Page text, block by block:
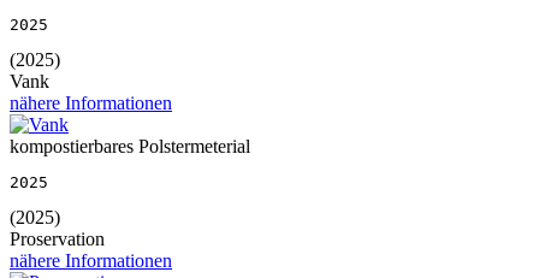
2025
(2025)
Vank
nähere Informationen
kompostierbares Polstermeterial
2025
(2025)
Proservation
nähere Informationen